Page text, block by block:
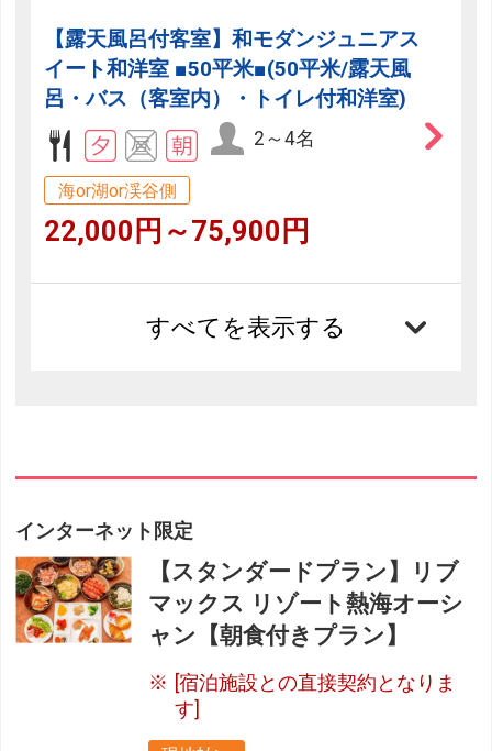
【露天風呂付客室】和モダンジュニアス
イート和洋室 ■50平米■(50平米/露天風
呂・バス（客室内）・トイレ付和洋室)
2～4名
海or湖or渓谷側
22,000円～75,900円
すべてを表示する
インターネット限定
【スタンダードプラン】リブ
マックス リゾート熱海オーシ
ャン【朝食付きプラン】
[宿泊施設との直接契約となりま
す]